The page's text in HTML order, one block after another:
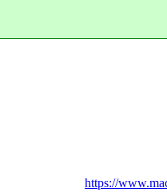
https://